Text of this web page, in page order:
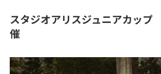
スタジオアリスジュニアカッ
催